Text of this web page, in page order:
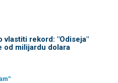
vlastiti rekord: "Odiseja"
od milijardu dolara